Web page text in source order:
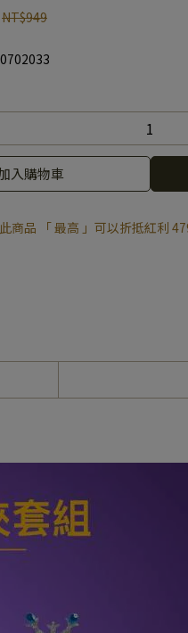
NT$949
入購物車
此商品 「 最高 」可以折抵紅利